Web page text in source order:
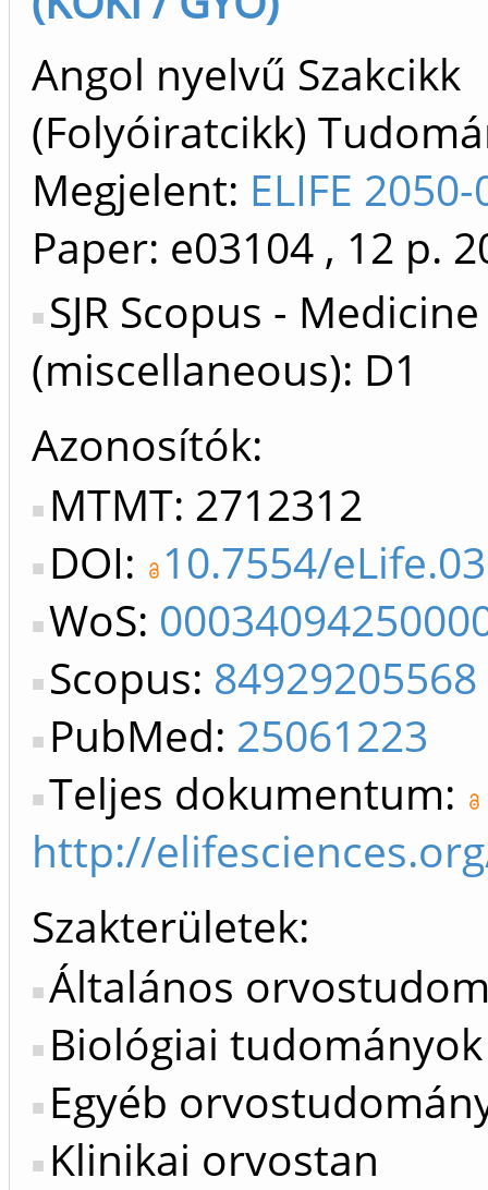
Angol nyelvű Szakcikk
(Folyóiratcikk)
Megjelent: ELIFE
Paper: e03104 , 12 p.
SJR Scopus - Medicine
(miscellaneous): D1
Azonosítók
MTMT: 2712312
DOI: 10.7554/
WoS:
Scopus: 84929205568
PubMed: 25061223
Teljes dokumentum:
http://
Szakterületek:
Általános
Biológiai tudományok
Egyéb
Klinikai orvostan